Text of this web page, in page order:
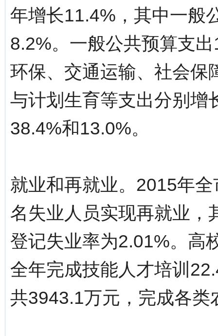
年增长11.4%，其中一般
8.2%。一般公共预算支
环保、交通运输、社会保
与计划生育等支出分别增
38.4%和13.0%。
就业和再就业。2015年
名失业人员实现再就业，
登记失业率为2.01%。高
全年完成技能人才培训
共3943.1万元，完成各